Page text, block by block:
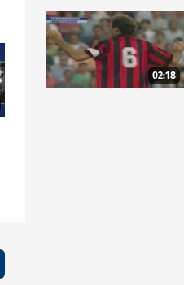
02:18